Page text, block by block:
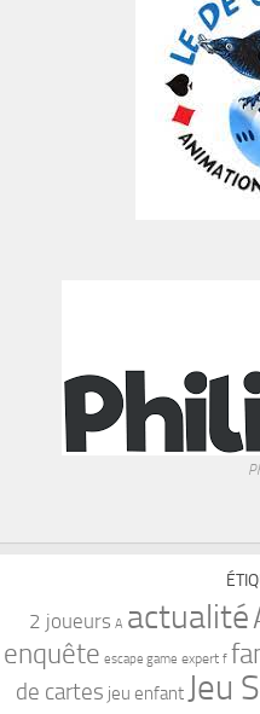
2 joueurs A actualité
enquête escape game expert f
de cartes jeu enfantJeu